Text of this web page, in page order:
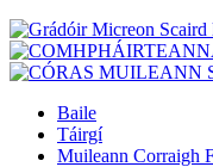
Baile
Táirgí
Muileann Corraigh